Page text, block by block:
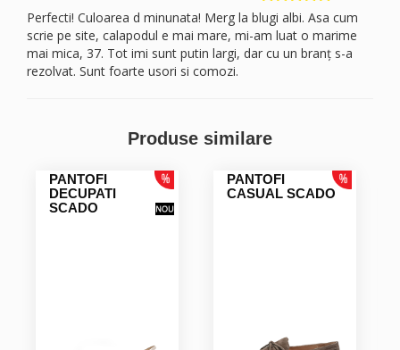
Perfecti! Culoarea d minunata! Merg la blugi albi. Asa cum
scrie pe site, calapodul e mai mare, mi-am luat o marime
mai mica, 37. Tot imi sunt putin largi, dar cu un branț s-a
rezolvat. Sunt foarte usori si comozi.
picioarele mai late. Minunati si la condus, recomand!
Produse similare
PANTOFI
DECUPATI
SCADO
PANTOFI
CASUAL SCADO